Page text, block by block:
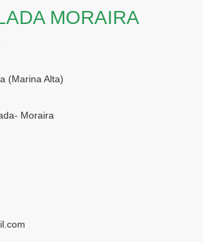
MORAIRA
(Marina Alta)
Moraira